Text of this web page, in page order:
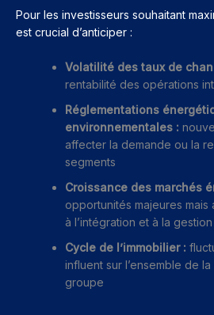
Pour les investisseurs souhaitant
est crucial d’anticiper :
Volatilité des taux de
rentabilité des opérations
Réglementations
environnementales :
affecter la demande ou la
segments
Croissance des marchés
opportunités majeures mais
à l’intégration et à la
Cycle de l’immobilier :
influent sur l’ensemble de
groupe